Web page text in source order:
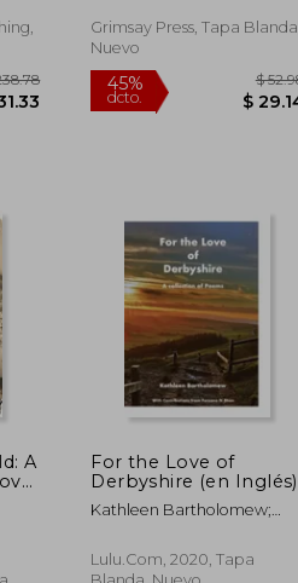
$ 238.78
Grimsay Press, Tapa Blanda,
Nuevo
45%
A
For the Love of
Derbyshire (en Inglés)
Kathleen Bartholomew;
Lulu.Com, 2020, Tapa